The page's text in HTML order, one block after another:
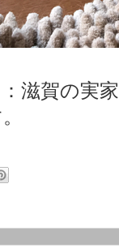
：滋賀の実